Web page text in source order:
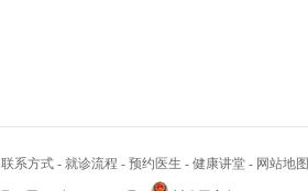
联系方式 - 就诊流程 - 预约医生 - 健康讲堂 - 网站地图